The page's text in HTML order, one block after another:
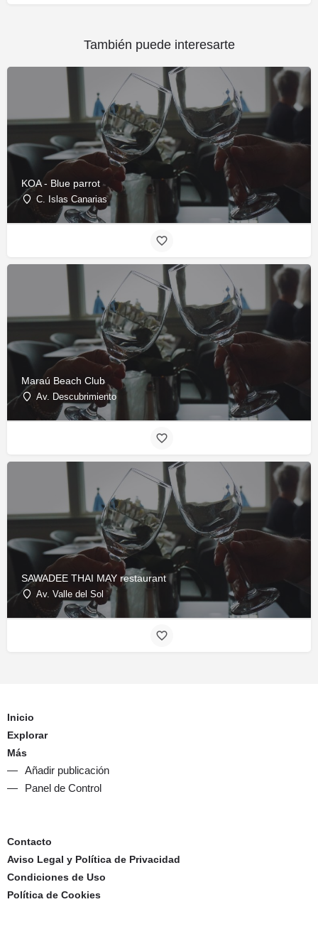
También puede interesarte
KOA - Blue parrot
C. Islas Canarias
Maraú Beach Club
Av. Descubrimiento
SAWADEE THAI MAY restaurant
Av. Valle del Sol
Inicio
Explorar
Más
Añadir publicación
Panel de Control
Contacto
Aviso Legal y Política de Privacidad
Condiciones de Uso
Política de Cookies